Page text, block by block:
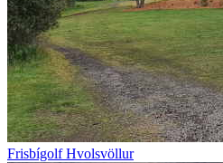
Frisbígolf Hvolsvöllur